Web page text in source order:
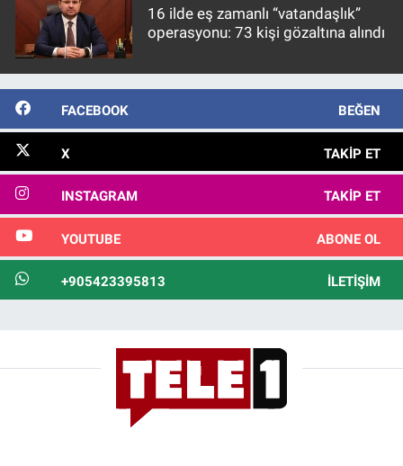
16 ilde eş zamanlı “vatandaşlık”
operasyonu: 73 kişi gözaltına alındı
FACEBOOK BEĞEN
X TAKIP ET
INSTAGRAM TAKIP ET
YOUTUBE ABONE OL
+905423395813 İLETIŞIM